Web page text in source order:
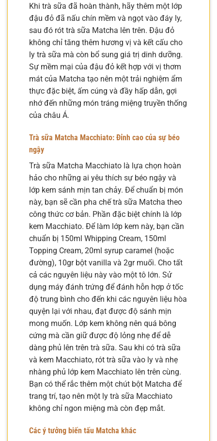
Khi trà sữa đã hoàn thành, hãy thêm một lớp
đậu đỏ đã nấu chín mềm và ngọt vào đáy ly,
sau đó rót trà sữa Matcha lên trên. Đậu đỏ
không chỉ tăng thêm hương vị và kết cấu cho
ly trà sữa mà còn bổ sung giá trị dinh dưỡng.
Sự mềm mại của đậu đỏ kết hợp với vị thơm
mát của Matcha tạo nên một trải nghiệm ẩm
thực đặc biệt, ấm cúng và đầy hấp dẫn, gợi
nhớ đến những món tráng miệng truyền thống
của châu Á.
Trà sữa Matcha Macchiato: Đỉnh cao của sự béo
ngậy
Trà sữa Matcha Macchiato là lựa chọn hoàn
hảo cho những ai yêu thích sự béo ngậy và
lớp kem sánh mịn tan chảy. Để chuẩn bị món
này, bạn sẽ cần pha chế trà sữa Matcha theo
công thức cơ bản. Phần đặc biệt chính là lớp
kem Macchiato. Để làm lớp kem này, bạn cần
chuẩn bị 150ml Whipping Cream, 150ml
Topping Cream, 20ml syrup caramel (hoặc
đường), 10gr bột vanilla và 2gr muối. Cho tất
cả các nguyên liệu này vào một tô lớn. Sử
dụng máy đánh trứng để đánh hỗn hợp ở tốc
độ trung bình cho đến khi các nguyên liệu hòa
quyện lại với nhau, đạt được độ sánh mịn
mong muốn. Lớp kem không nên quá bông
cứng mà cần giữ được độ lỏng nhẹ để dễ
dàng phủ lên trên trà sữa. Sau khi có trà sữa
và kem Macchiato, rót trà sữa vào ly và nhẹ
nhàng phủ lớp kem Macchiato lên trên cùng.
Bạn có thể rắc thêm một chút bột Matcha để
trang trí, tạo nên một ly trà sữa Macchiato
không chỉ ngon miệng mà còn đẹp mắt.
Các ý tưởng biến tấu Matcha khác